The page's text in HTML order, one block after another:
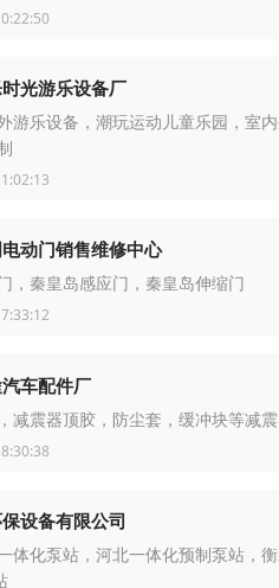
光游乐设备厂
游乐设备，潮玩运动儿童乐园，室
动门销售维修中心
，秦皇岛感应门，秦皇岛伸缩门
车配件厂
减震器顶胶，防尘套，缓冲块等减
设备有限公司
体化泵站，河北一体化预制泵站，